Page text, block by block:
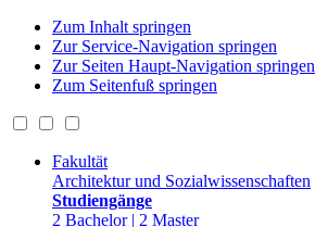
Zum Inhalt springen
Zur Service-Navigation springen
Zur Seiten Haupt-Navigation springen
Zum Seitenfuß springen
Fakultät
Architektur und Sozialwissenschaften
Studiengänge
2 Bachelor | 2 Master